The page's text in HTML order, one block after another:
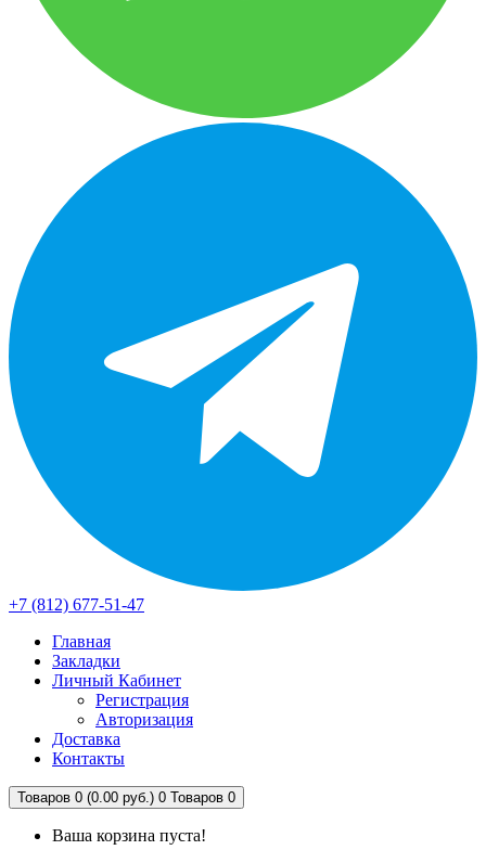
+7 (812) 677-51-47
Главная
Закладки
Личный Кабинет
Регистрация
Авторизация
Доставка
Контакты
Товаров 0 (0.00 руб.) 0 Товаров 0
Ваша корзина пуста!